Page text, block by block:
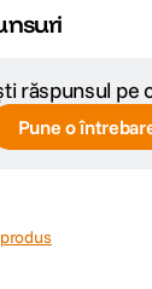
răspunsul pe
Pune o